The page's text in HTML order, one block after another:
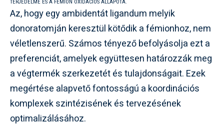
TERJEDELME ÉS A FÉMION OXIDÁCIÓS ÁLLAPOTA.
Az, hogy egy ambidentát ligandum melyik
donoratomján keresztül kötődik a fémionhoz, nem
véletlenszerű. Számos tényező befolyásolja ezt a
preferenciát, amelyek együttesen határozzák meg
a végtermék szerkezetét és tulajdonságait. Ezek
megértése alapvető fontosságú a koordinációs
komplexek szintézisének és tervezésének
optimalizálásához.